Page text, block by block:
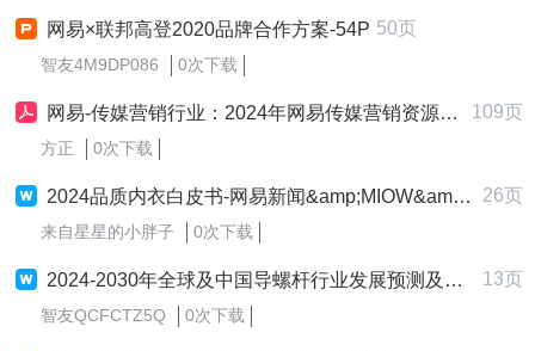
网易×联邦高登2020品牌合作方案-54P 50页
智友4M9DP086 0次下载
网易-传媒营销行业：2024年网易传媒营销资源推荐手册 109页
方正 0次下载
2024品质内衣白皮书-网易新闻&amp;MIOW&amp;中国服装协会-2024-28页.docx 26页
来自星星的小胖子 0次下载
2024-2030年全球及中国导螺杆行业发展预测及投资机遇研究报告==网易未发.docx 13页
智友QCFCTZ5Q 0次下载